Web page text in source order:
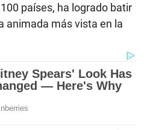
países, ha logrado batir
animada más vista en la